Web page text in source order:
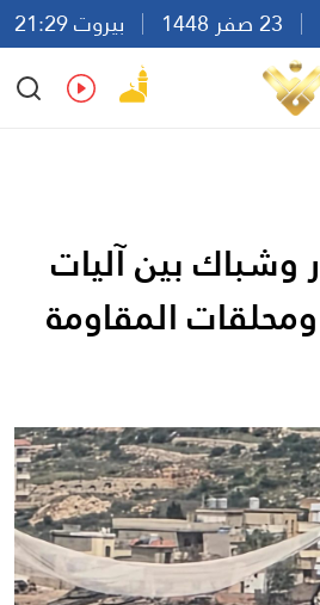
بيروت 21:29
Ar
En Fr Es
وشباك بين آليات
المقاومة